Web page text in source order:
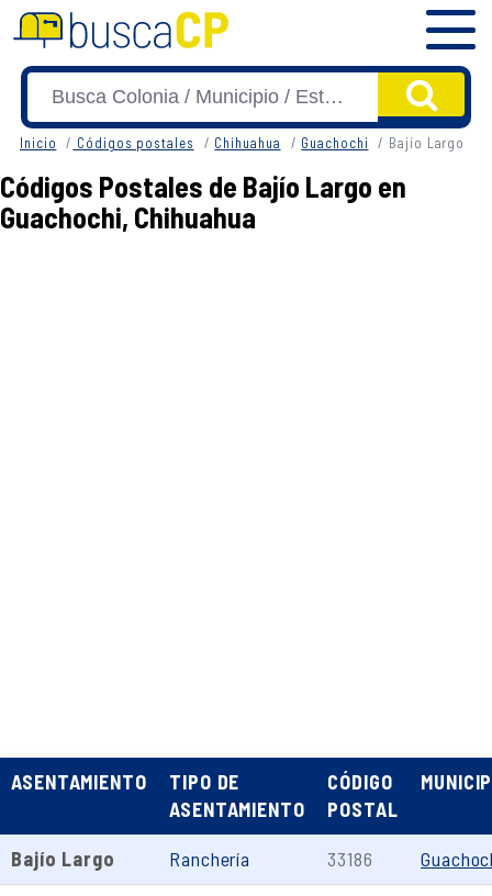
Inicio Códigos postales Chihuahua Guachochi Bajío Largo
Códigos Postales de Bajío Largo en
Guachochi, Chihuahua
ASENTAMIENTO
TIPO DE
ASENTAMIENTO
CÓDIGO
POSTAL
Bajío Largo Ranchería 33186